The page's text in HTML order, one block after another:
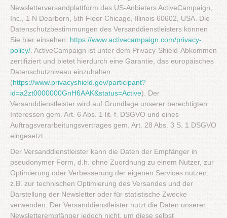
Newsletterversandplattform des US-Anbieters ActiveCampaign,
Inc., 1 N Dearborn, 5th Floor Chicago, Illinois 60602, USA. Die
Datenschutzbestimmungen des Versanddienstleisters können
Sie hier einsehen: https://www.activecampaign.com/privacy-
policy/ . ActiveCampaign ist unter dem Privacy-Shield-Abkommen
zertifiziert und bietet hierdurch eine Garantie, das europäisches
Datenschutzniveau einzuhalten
(https://www.privacyshield.gov/participant?
id=a2zt0000000GnH6AAK&status=Active). Der
Versanddienstleister wird auf Grundlage unserer berechtigten
Interessen gem. Art. 6 Abs. 1 lit. f. DSGVO und eines
Auftragsverarbeitungsvertrages gem. Art. 28 Abs. 3 S. 1 DSGVO
eingesetzt.
Der Versanddienstleister kann die Daten der Empfänger in
pseudonymer Form, d.h. ohne Zuordnung zu einem Nutzer, zur
Optimierung oder Verbesserung der eigenen Services nutzen,
z.B. zur technischen Optimierung des Versandes und der
Darstellung der Newsletter oder für statistische Zwecke
verwenden. Der Versanddienstleister nutzt die Daten unserer
Newsletterempfänger jedoch nicht, um diese selbst